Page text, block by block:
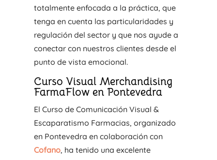
totalmente enfocada a la práctica, que
tenga en cuenta las particularidades y
regulación del sector y que nos ayude a
conectar con nuestros clientes desde el
punto de vista emocional.
Curso Visual Merchandising
FarmaFlow en Pontevedra
El Curso de Comunicación Visual &
Escaparatismo Farmacias, organizado
en Pontevedra en colaboración con
Cofano, ha tenido una excelente